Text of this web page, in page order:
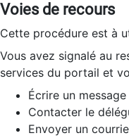
Voies de recours
Cette procédure est à
Vous avez signalé au
services du portail et
Écrire un
Contacter le
Envoyer un